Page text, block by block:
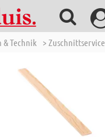
& Technik > Zuschnittservice